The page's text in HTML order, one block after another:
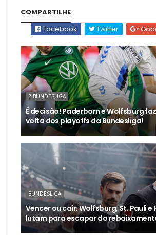
COMPARTILHE
Facebook
Twitter
2.BUNDESLIGA
É decisão! Paderborn e Wolfsburg
volta dos playoffs da Bundesliga!
BUNDESLIGA
Vencer ou cair: Wolfsburg, St. Pauli e
lutam para escapar do